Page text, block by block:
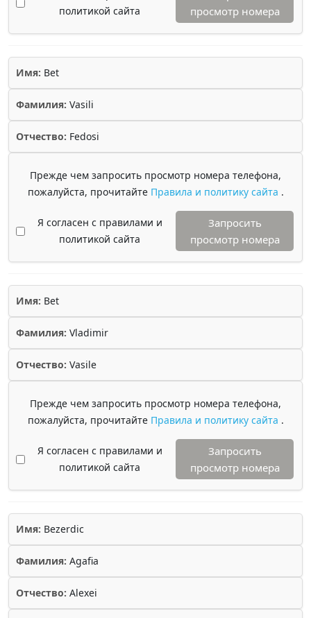
политикой сайта
просмотр номера
Имя: Bet
Фамилия: Vasili
Отчество: Fedosi
Прежде чем запросить просмотр номера телефона,
пожалуйста, прочитайте Правила и политику сайта .
Я согласен с правилами и
политикой сайта
Запросить
просмотр номера
Имя: Bet
Фамилия: Vladimir
Отчество: Vasile
Прежде чем запросить просмотр номера телефона,
пожалуйста, прочитайте Правила и политику сайта .
Я согласен с правилами и
политикой сайта
Запросить
просмотр номера
Имя: Bezerdic
Фамилия: Agafia
Отчество: Alexei